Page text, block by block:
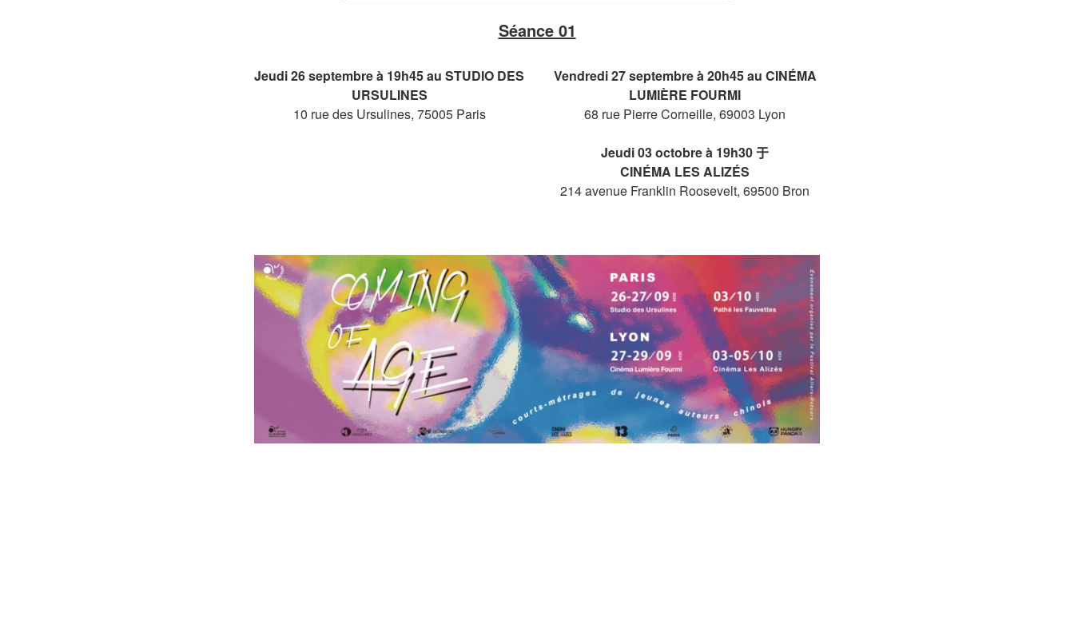
Séance 01
Jeudi 26 septembre à 19h45 au STUDIO DES
URSULINES
10 rue des Ursulines, 75005 Paris
Vendredi 27 septembre à 20h45 au CINÉMA
LUMIÈRE FOURMI
68 rue Pierre Corneille, 69003 Lyon
Jeudi 03 octobre à 19h30于
CINÉMA LES ALIZÉS
214 avenue Franklin Roosevelt, 69500 Bron